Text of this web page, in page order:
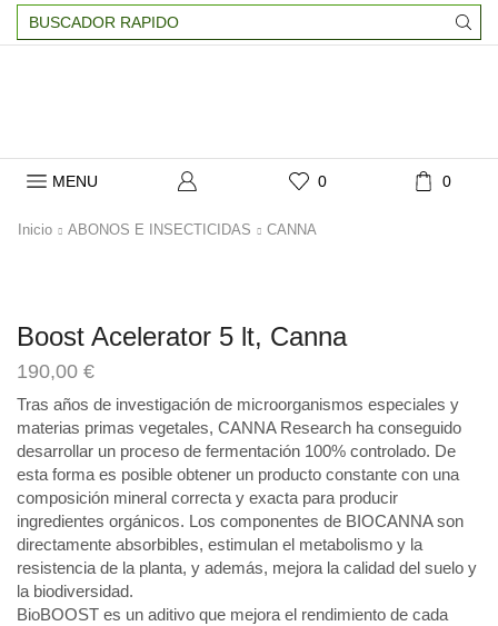
MENU 0 0
Inicio ABONOS E INSECTICIDAS CANNA
Boost Acelerator 5 lt, Canna
190,00 €
Tras años de investigación de microorganismos especiales y
materias primas vegetales, CANNA Research ha conseguido
desarrollar un proceso de fermentación 100% controlado. De
esta forma es posible obtener un producto constante con una
composición mineral correcta y exacta para producir
ingredientes orgánicos. Los componentes de BIOCANNA son
directamente absorbibles, estimulan el metabolismo y la
resistencia de la planta, y además, mejora la calidad del suelo y
la biodiversidad.
BioBOOST es un aditivo que mejora el rendimiento de cada